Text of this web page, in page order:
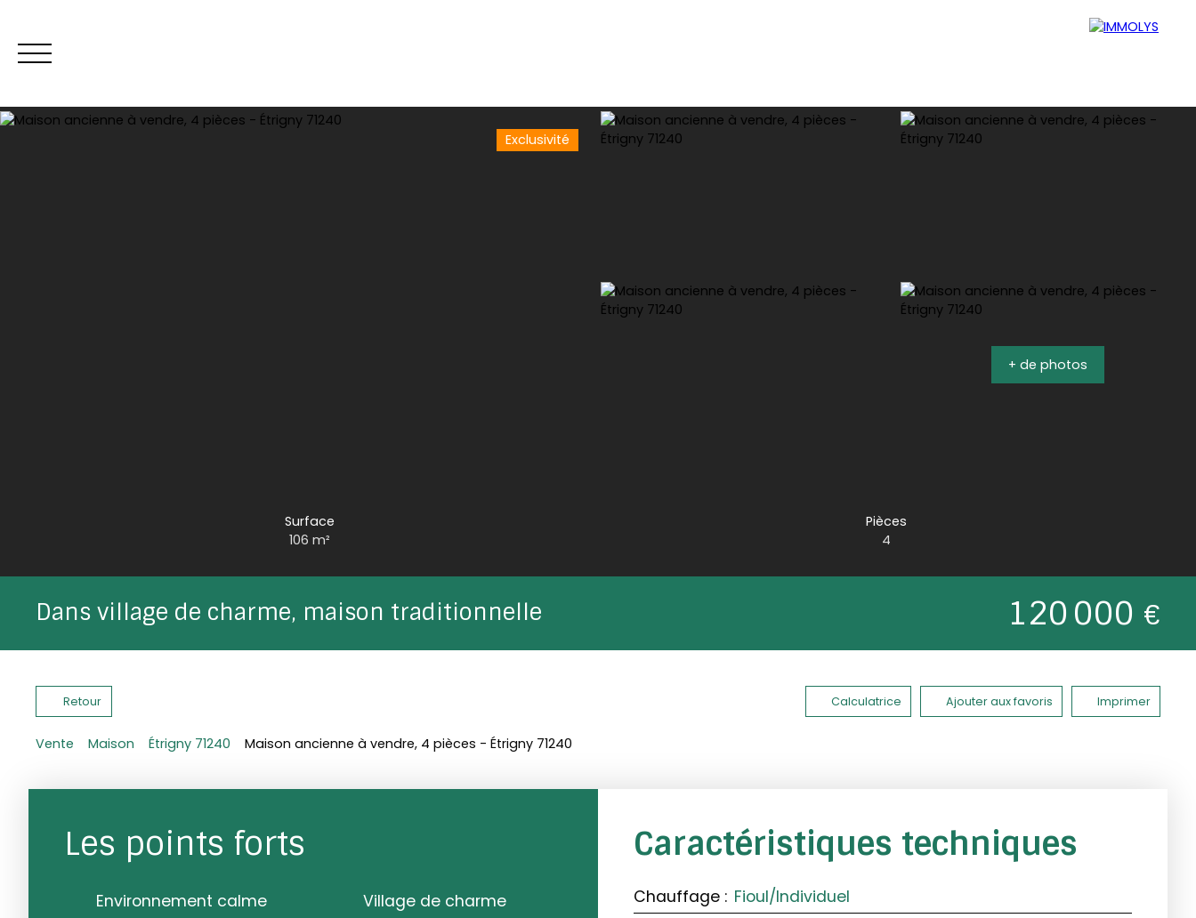
Exclusivité
+ de photos
Surface
106m²
Pièces
4
Dans village de charme, maison traditionnelle 120 000 €
Retour Calculatrice Ajouter aux favoris Imprimer
Vente Maison Étrigny 71240 Maison ancienne à vendre, 4 pièces - Étrigny 71240
Les points forts
Environnement calme
Village de charme
Caractéristiques techniques
Chauffage : Fioul/Individuel